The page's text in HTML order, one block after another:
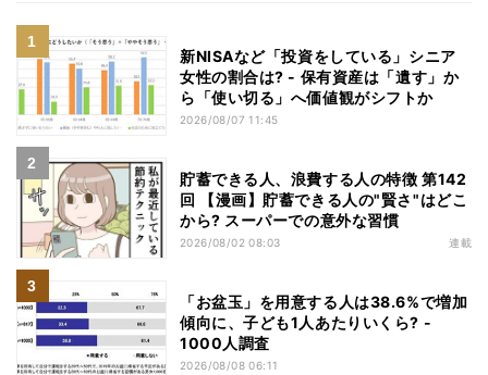
新NISAなど「投資をしている」シニア
女性の割合は? - 保有資産は「遺す」か
ら「使い切る」へ価値観がシフトか
2026/08/07 11:45
貯蓄できる人、浪費する人の特徴 第142
回 【漫画】貯蓄できる人の"賢さ"はどこ
から? スーパーでの意外な習慣
2026/08/02 08:03 連載
「お盆玉」を用意する人は38.6%で増加
傾向に、子ども1人あたりいくら? -
1000人調査
2026/08/08 06:11